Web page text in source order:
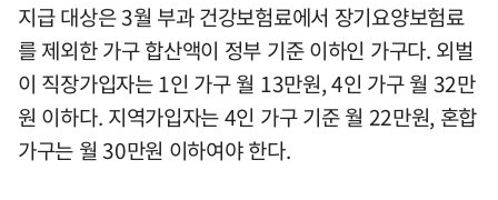
지급 대상은 3월 부과 건강보험료에서 장기요양보험료
를 제외한 가구 합산액이 정부 기준 이하인 가구다. 외벌
이 직장가입자는 1인 가구 월 13만원, 4인 가구 월 32만
원 이하다. 지역가입자는 4인 가구 기준 월 22만원, 혼합
가구는 월 30만원 이하여야 한다.